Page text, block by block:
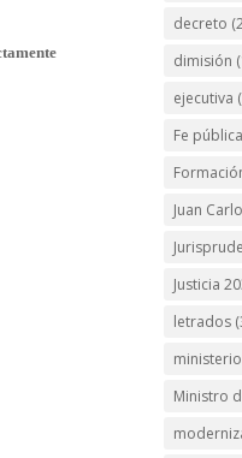
decreto
dimisión
ejecutiva
Fe
Juan
Justicia
letrados
ministerio
Ministro